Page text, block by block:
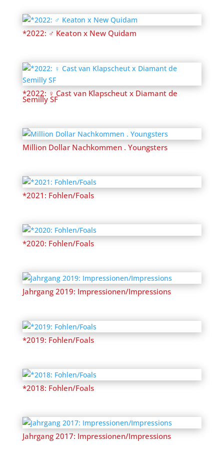
*2022: ♂ Keaton x New Quidam
*2022: ♀ Cast van Klapscheut x Diamant de
Semilly SF
Million Dollar Nachkommen . Youngsters
*2021: Fohlen/Foals
*2020: Fohlen/Foals
Jahrgang 2019: Impressionen/Impressions
*2019: Fohlen/Foals
*2018: Fohlen/Foals
Jahrgang 2017: Impressionen/Impressions